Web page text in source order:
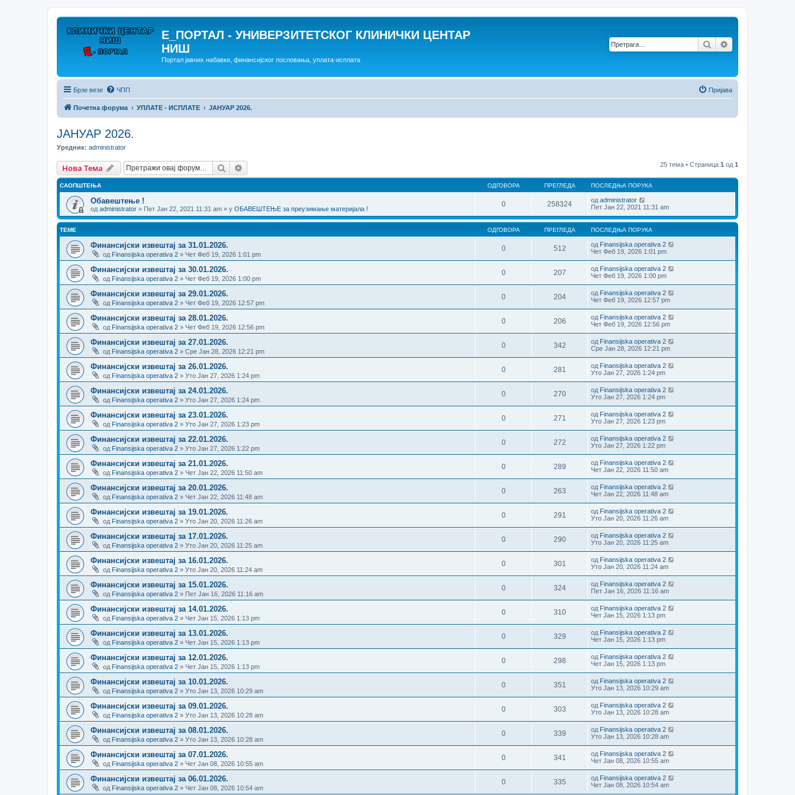
E_ПОРТАЛ - УНИВЕРЗИТЕТСКОГ КЛИНИЧКИ ЦЕНТАР
НИШ
Портал јавних набавки, финансијског пословања, уплата-исплата
Претрага
Брзе везе ЧПП Пријава
Почетна форума УПЛАТЕ - ИСПЛАТЕ ЈАНУАР 2026.
ЈАНУАР 2026.
Уредник: administrator
Нова Тема Претрага 25 тема • Страница 1 од 1
САОПШТЕЊА ОДГОВОРА ПРЕГЛЕДА ПОСЛЕДЊА ПОРУКА
Обавештење !
од administrator » Пет Јан 22, 2021 11:31 am » у ОБАВЕШТЕЊЕ за преузимање материјала !
0 258324 од administrator
Пет Јан 22, 2021 11:31 am
ТЕМЕ ОДГОВОРА ПРЕГЛЕДА ПОСЛЕДЊА ПОРУКА
Финансијски извештај за 31.01.2026.
од Finansijska operativa 2 » Чет Феб 19, 2026 1:01 pm
0 512 од Finansijska operativa 2
Чет Феб 19, 2026 1:01 pm
Финансијски извештај за 30.01.2026.
од Finansijska operativa 2 » Чет Феб 19, 2026 1:00 pm
0 207 од Finansijska operativa 2
Чет Феб 19, 2026 1:00 pm
Финансијски извештај за 29.01.2026.
од Finansijska operativa 2 » Чет Феб 19, 2026 12:57 pm
0 204 од Finansijska operativa 2
Чет Феб 19, 2026 12:57 pm
Финансијски извештај за 28.01.2026.
од Finansijska operativa 2 » Чет Феб 19, 2026 12:56 pm
0 206 од Finansijska operativa 2
Чет Феб 19, 2026 12:56 pm
Финансијски извештај за 27.01.2026.
од Finansijska operativa 2 » Сре Јан 28, 2026 12:21 pm
0 342 од Finansijska operativa 2
Сре Јан 28, 2026 12:21 pm
Финансијски извештај за 26.01.2026.
од Finansijska operativa 2 » Уто Јан 27, 2026 1:24 pm
0 281 од Finansijska operativa 2
Уто Јан 27, 2026 1:24 pm
Финансијски извештај за 24.01.2026.
од Finansijska operativa 2 » Уто Јан 27, 2026 1:24 pm
0 270 од Finansijska operativa 2
Уто Јан 27, 2026 1:24 pm
Финансијски извештај за 23.01.2026.
од Finansijska operativa 2 » Уто Јан 27, 2026 1:23 pm
0 271 од Finansijska operativa 2
Уто Јан 27, 2026 1:23 pm
Финансијски извештај за 22.01.2026.
од Finansijska operativa 2 » Уто Јан 27, 2026 1:22 pm
0 272 од Finansijska operativa 2
Уто Јан 27, 2026 1:22 pm
Финансијски извештај за 21.01.2026.
од Finansijska operativa 2 » Чет Јан 22, 2026 11:50 am
0 289 од Finansijska operativa 2
Чет Јан 22, 2026 11:50 am
Финансијски извештај за 20.01.2026.
од Finansijska operativa 2 » Чет Јан 22, 2026 11:48 am
0 263 од Finansijska operativa 2
Чет Јан 22, 2026 11:48 am
Финансијски извештај за 19.01.2026.
од Finansijska operativa 2 » Уто Јан 20, 2026 11:26 am
0 291 од Finansijska operativa 2
Уто Јан 20, 2026 11:26 am
Финансијски извештај за 17.01.2026.
од Finansijska operativa 2 » Уто Јан 20, 2026 11:25 am
0 290 од Finansijska operativa 2
Уто Јан 20, 2026 11:25 am
Финансијски извештај за 16.01.2026.
од Finansijska operativa 2 » Уто Јан 20, 2026 11:24 am
0 301 од Finansijska operativa 2
Уто Јан 20, 2026 11:24 am
Финансијски извештај за 15.01.2026.
од Finansijska operativa 2 » Пет Јан 16, 2026 11:16 am
0 324 од Finansijska operativa 2
Пет Јан 16, 2026 11:16 am
Финансијски извештај за 14.01.2026.
од Finansijska operativa 2 » Чет Јан 15, 2026 1:13 pm
0 310 од Finansijska operativa 2
Чет Јан 15, 2026 1:13 pm
Финансијски извештај за 13.01.2026.
од Finansijska operativa 2 » Чет Јан 15, 2026 1:13 pm
0 329 од Finansijska operativa 2
Чет Јан 15, 2026 1:13 pm
Финансијски извештај за 12.01.2026.
од Finansijska operativa 2 » Чет Јан 15, 2026 1:13 pm
0 298 од Finansijska operativa 2
Чет Јан 15, 2026 1:13 pm
Финансијски извештај за 10.01.2026.
од Finansijska operativa 2 » Уто Јан 13, 2026 10:29 am
0 351 од Finansijska operativa 2
Уто Јан 13, 2026 10:29 am
Финансијски извештај за 09.01.2026.
од Finansijska operativa 2 » Уто Јан 13, 2026 10:28 am
0 303 од Finansijska operativa 2
Уто Јан 13, 2026 10:28 am
Финансијски извештај за 08.01.2026.
од Finansijska operativa 2 » Уто Јан 13, 2026 10:28 am
0 339 од Finansijska operativa 2
Уто Јан 13, 2026 10:28 am
Финансијски извештај за 07.01.2026.
од Finansijska operativa 2 » Чет Јан 08, 2026 10:55 am
0 341 од Finansijska operativa 2
Чет Јан 08, 2026 10:55 am
Финансијски извештај за 06.01.2026.
од Finansijska operativa 2 » Чет Јан 08, 2026 10:54 am
0 335 од Finansijska operativa 2
Чет Јан 08, 2026 10:54 am